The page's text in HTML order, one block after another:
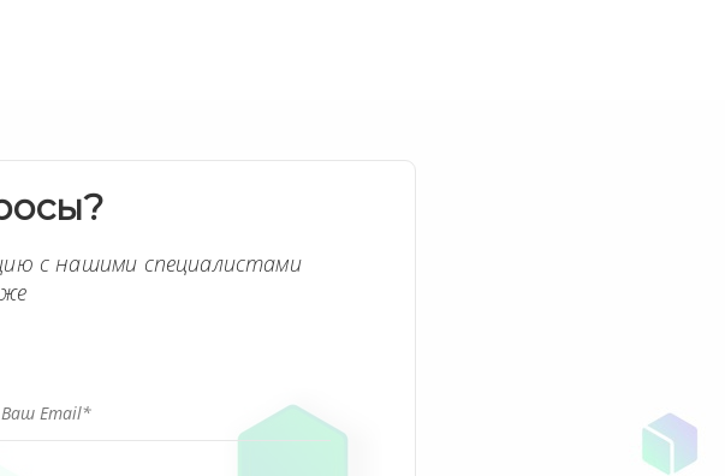
с нашими специалистами